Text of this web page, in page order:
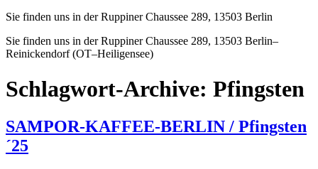
Sie finden uns in der Ruppiner Chaussee 289, 13503 Berlin
Sie finden uns in der Ruppiner Chaussee 289, 13503 Berlin–
Reinickendorf (OT–Heiligensee)
Schlagwort-Archive: Pfingsten
SAMPOR-KAFFEE-BERLIN / Pfingsten
´25